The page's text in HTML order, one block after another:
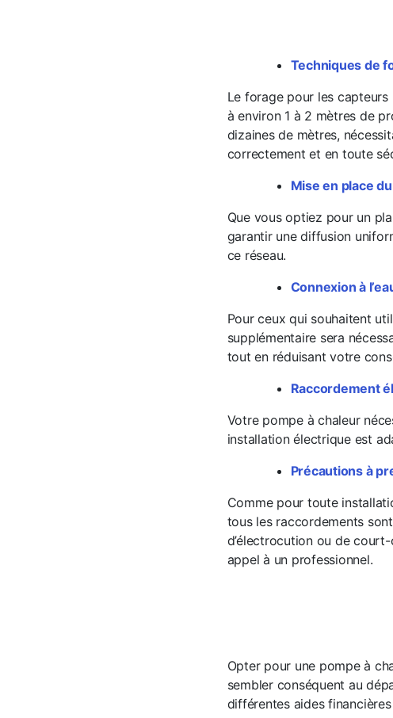
Techniques de
Le forage pour les
à environ 1 à 2 mètres de
dizaines de mètres,
correctement et en toute
Mise en place
Que vous optiez pour un
garantir une diffusion
ce réseau.
Connexion à
Pour ceux qui souhaitent
supplémentaire sera
tout en réduisant votre
Raccordement
Votre pompe à chaleur
installation électrique est
Précautions à
Comme pour toute
tous les raccordements
d’électrocution ou de
appel à un professionnel.
Opter pour une pompe à
sembler conséquent au
différentes aides